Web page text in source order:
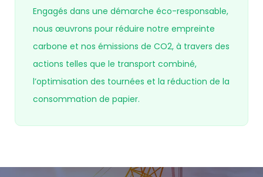
Engagés dans une démarche éco-responsable,
nous œuvrons pour réduire notre empreinte
carbone et nos émissions de CO2, à travers des
actions telles que le transport combiné,
l’optimisation des tournées et la réduction de la
consommation de papier.